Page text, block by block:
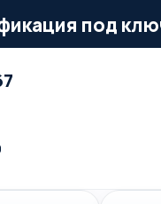
Бейджпод